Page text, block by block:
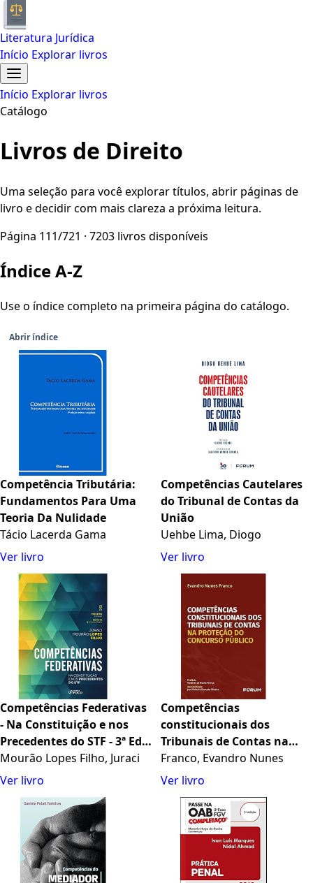
Literatura Jurídica
Início Explorar livros
Início Explorar livros
Catálogo
Livros de Direito
Uma seleção para você explorar títulos, abrir páginas de
livro e decidir com mais clareza a próxima leitura.
Página 111/721 · 7203 livros disponíveis
Índice A-Z
Use o índice completo na primeira página do catálogo.
Abrir índice
Competência Tributária:
Fundamentos Para Uma
Teoria Da Nulidade
Tácio Lacerda Gama
Ver livro
Competências Cautelares
do Tribunal de Contas da
União
Uehbe Lima, Diogo
Ver livro
Competências Federativas
- Na Constituição e nos
Precedentes do STF - 3ª Ed -
2024
Mourão Lopes Filho, Juraci
Ver livro
Competências
constitucionais dos
Tribunais de Contas na
proteção do concurso
público
Franco, Evandro Nunes
Ver livro